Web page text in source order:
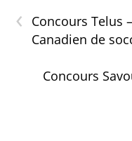
‹
Concours Telus
Canadien de
Concours